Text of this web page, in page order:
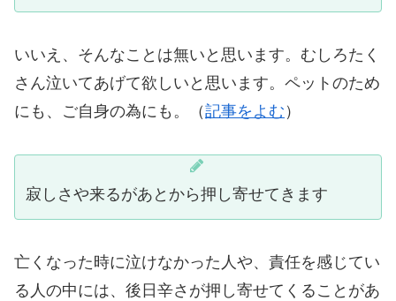
いいえ、そんなことは無いと思います。むしろたく
さん泣いてあげて欲しいと思います。ペットのため
にも、ご自身の為にも。（記事をよむ ）
寂しさや来るがあとから押し寄せてきます
亡くなった時に泣けなかった人や、責任を感じてい
る人の中には、後日辛さが押し寄せてくることがあ